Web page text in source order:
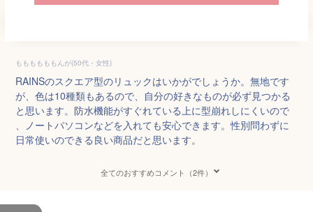
ももももももんが(50代・女性)
RAINSのスクエア型のリュックはいかがでしょうか。無地です
が、色は10種類もあるので、自分の好きなものが必ず見つかる
と思います。防水機能がすぐれている上に型崩れしにくいので
、ノートパソコンなどを入れても安心できます。性別問わずに
日常使いのできる良い商品だと思います。
全てのおすすめコメント（2件）